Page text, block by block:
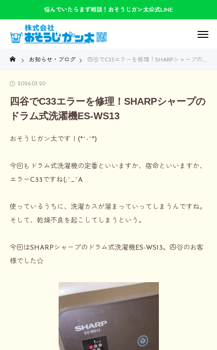
悩んでいたらまず相談！おそうじガン太公式LINE
お知らせ・ブログ 四谷でC33エラーを修理！SHARPシャープのドラム式洗濯機ES-WS13
2026.03.20
四谷でC33エラーを修理！SHARPシャープの
ドラム式洗濯機ES-WS13
おそうじガン太です！(*^-^*)
今回もドラム式洗濯機の定番といいますか、宿命といいますか、
エラーC33ですね(;^_^A
使っているうちに、洗濯カスが溜まっていってしまうんですね。
そして、乾燥不良を起こしてしまうという。
今回はSHARPシャープのドラム式洗濯機ES-WS13。四谷のお客
様でした☆